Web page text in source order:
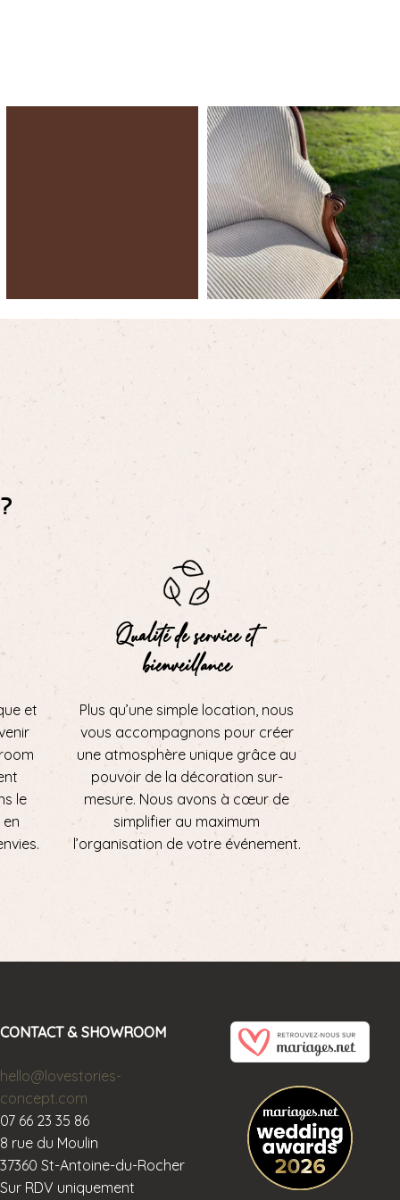
et
le
Qualité de service et
bienveillance
Plus qu’une simple location, nous
vous accompagnons pour créer
une atmosphère unique grâce au
pouvoir de la décoration sur-
mesure. Nous avons à cœur de
simplifier au maximum
l’organisation de votre événement.
CONTACT & SHOWROOM
hello@lovestories-
concept.com
07 66 23 35 86
8 rue du Moulin
37360 St-Antoine-du-Rocher
Sur RDV uniquement